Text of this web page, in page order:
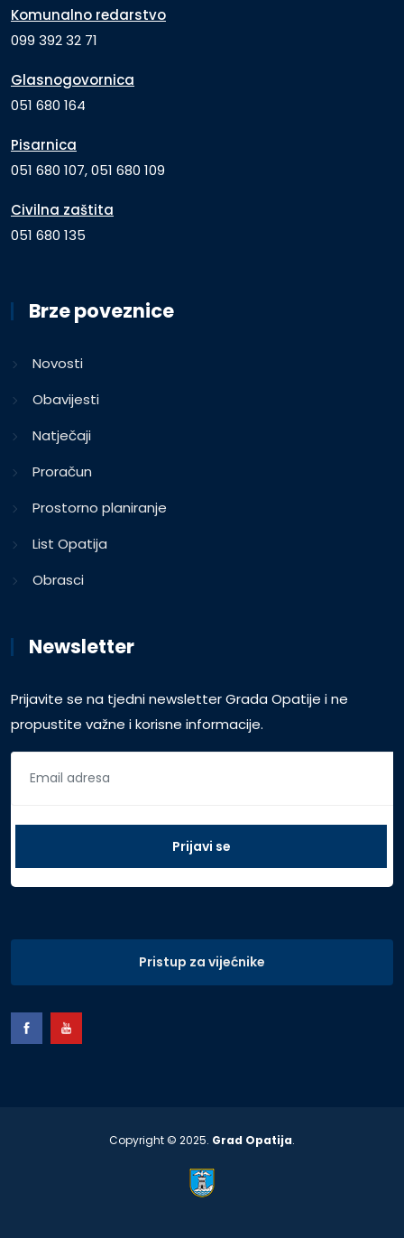
Komunalno redarstvo
099 392 32 71
Glasnogovornica
051 680 164
Pisarnica
051 680 107, 051 680 109
Civilna zaštita
051 680 135
Brze poveznice
Novosti
Obavijesti
Natječaji
Proračun
Prostorno planiranje
List Opatija
Obrasci
Newsletter
Prijavite se na tjedni newsletter Grada Opatije i ne
propustite važne i korisne informacije.
Pristup za vijećnike
Copyright © 2025. Grad Opatija.